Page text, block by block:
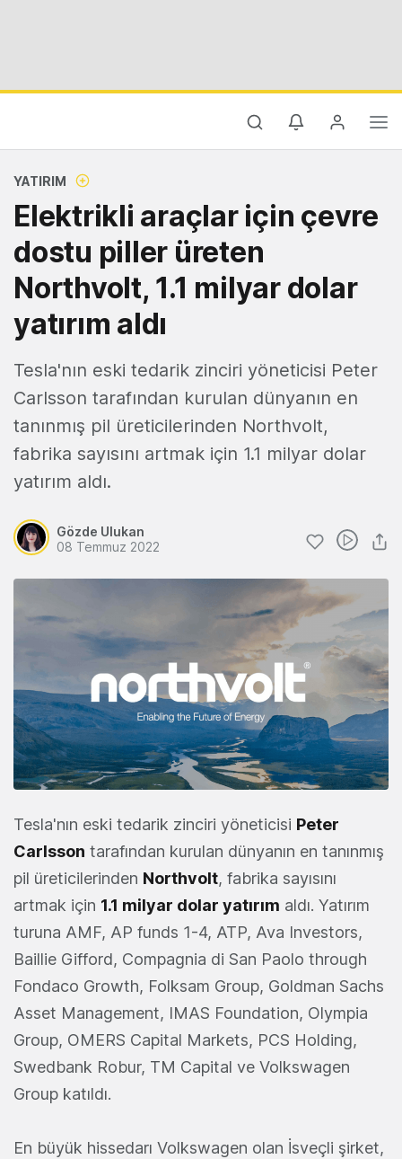
YATIRIM
Elektrikli araçlar için çevre
dostu piller üreten
Northvolt, 1.1 milyar dolar
yatırım aldı
Tesla'nın eski tedarik zinciri yöneticisi Peter
Carlsson tarafından kurulan dünyanın en
tanınmış pil üreticilerinden Northvolt,
fabrika sayısını artmak için 1.1 milyar dolar
yatırım aldı.
Gözde Ulukan
08 Temmuz 2022
Tesla'nın eski tedarik zinciri yöneticisi Peter
Carlsson tarafından kurulan dünyanın en tanınmış
pil üreticilerinden Northvolt, fabrika sayısını
artmak için 1.1 milyar dolar yatırım aldı. Yatırım
turuna AMF, AP funds 1-4, ATP, Ava Investors,
Baillie Gifford, Compagnia di San Paolo through
Fondaco Growth, Folksam Group, Goldman Sachs
Asset Management, IMAS Foundation, Olympia
Group, OMERS Capital Markets, PCS Holding,
Swedbank Robur, TM Capital ve Volkswagen
Group katıldı.
En büyük hissedarı Volkswagen olan İsveçli şirket,